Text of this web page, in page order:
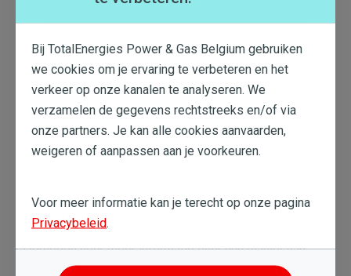
computerconfiguratie geen virussen bevat en of deze in
perfecte staat verkeert;
5. Hypertekstlinks
5.1. Activering van de links De Vennootschap wijst
formeel alle verantwoordelijkheid af voor de inhoud van de
Simulator. Gelieve de algemene voorwaarden en het
handvest betreffende de bescherming van
persoonsgegevens en cookies van deze sites te
raadplegen voor meer informatie over hun manier van
werken ter zake. De beslissing om gebruik te maken van
Bij TotalEnergies Power & Gas Belgium gebruiken
we cookies om je ervaring te verbeteren en het
verkeer op onze kanalen te analyseren. We
verzamelen de gegevens rechtstreeks en/of via
onze partners. Je kan alle cookies aanvaarden,
weigeren of aanpassen aan je voorkeuren.
Voor meer informatie kan je terecht op onze pagina
Privacybeleid.